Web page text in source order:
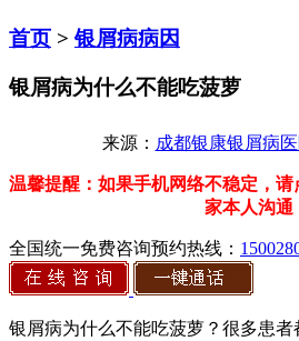
首页 >银屑病病因
银屑病为什么不能吃菠萝
来源： 成都银康银屑病
温馨提醒：如果手机网络不稳定，
家本人沟通
全国统一免费咨询预约热线：
银屑病为什么不能吃菠萝？很多患